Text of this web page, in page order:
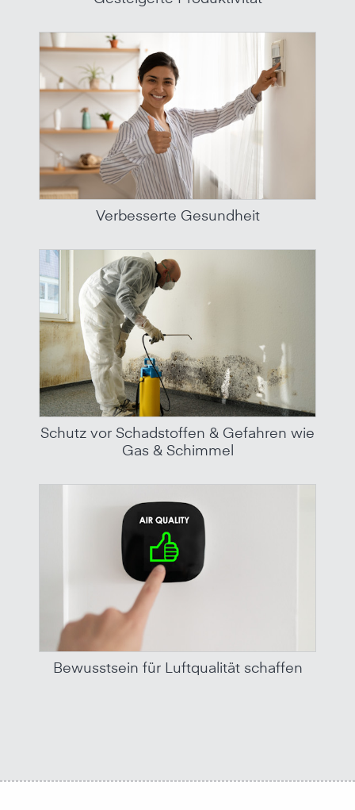
Verbesserte Gesundheit
Schutz vor Schadstoffen & Gefahren wie
Gas & Schimmel
Bewusstsein für Luftqualität schaffen